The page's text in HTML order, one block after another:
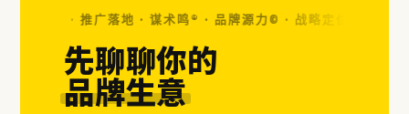
觉设计 · 推广落地 · 谋术鸣® · 品牌源力© ·战略定位 · 视觉设
先聊聊你的
品牌生意